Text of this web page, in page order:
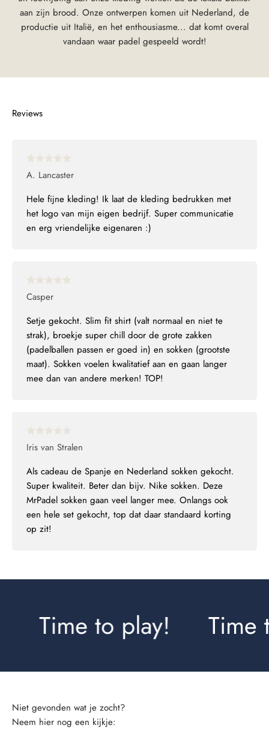
aan zijn brood. Onze ontwerpen komen uit Nederland, de
productie uit Italië, en het enthousiasme... dat komt overal
vandaan waar padel gespeeld wordt!
A. Lancaster
Hele fijne kleding! Ik laat de kleding bedrukken met
het logo van mijn eigen bedrijf. Super communicatie
en erg vriendelijke eigenaren :)
Casper
Setje gekocht. Slim fit shirt (valt normaal en niet te
strak), broekje super chill door de grote zakken
(padelballen passen er goed in) en sokken (grootste
maat). Sokken voelen kwalitatief aan en gaan langer
mee dan van andere merken! TOP!
Iris van Stralen
Als cadeau de Spanje en Nederland sokken gekocht.
Super kwaliteit. Beter dan bijv. Nike sokken. Deze
MrPadel sokken gaan veel langer mee. Onlangs ook
een hele set gekocht, top dat daar standaard korting
op zit!
Time to play! Time
Neem hier nog een kijkje: